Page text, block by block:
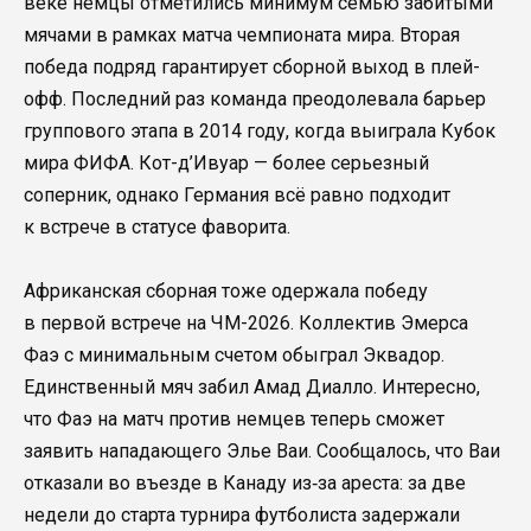
мячами в рамках матча чемпионата мира. Вторая
победа подряд гарантирует сборной выход в плей-
офф. Последний раз команда преодолевала барьер
группового этапа в 2014 году, когда выиграла Кубок
мира ФИФА. Кот-д’Ивуар — более серьезный
соперник, однако Германия всё равно подходит
к встрече в статусе фаворита.
Африканская сборная тоже одержала победу
в первой встрече на ЧМ-2026. Коллектив Эмерса
Фаэ с минимальным счетом обыграл Эквадор.
Единственный мяч забил Амад Диалло. Интересно,
что Фаэ на матч против немцев теперь сможет
заявить нападающего Элье Ваи. Сообщалось, что Ваи
отказали во въезде в Канаду из‑за ареста: за две
недели до старта турнира футболиста задержали